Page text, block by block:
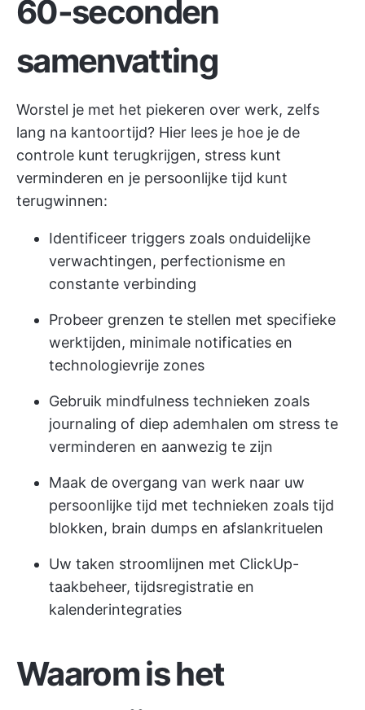
60-seconden
samenvatting
Worstel je met het piekeren over werk, zelfs
lang na kantoortijd? Hier lees je hoe je de
controle kunt terugkrijgen, stress kunt
verminderen en je persoonlijke tijd kunt
terugwinnen:
Identificeer triggers zoals onduidelijke
verwachtingen, perfectionisme en
constante verbinding
Probeer grenzen te stellen met specifieke
werktijden, minimale notificaties en
technologievrije zones
Gebruik mindfulness technieken zoals
journaling of diep ademhalen om stress te
verminderen en aanwezig te zijn
Maak de overgang van werk naar uw
persoonlijke tijd met technieken zoals tijd
blokken, brain dumps en afslankrituelen
Uw taken stroomlijnen met ClickUp-
taakbeheer, tijdsregistratie en
kalenderintegraties
Waarom is het